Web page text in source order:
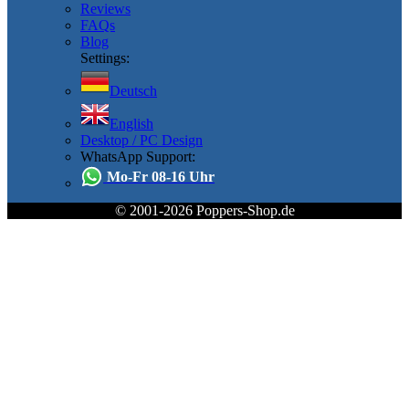
Reviews
FAQs
Blog
Settings:
Deutsch
English
Desktop / PC Design
WhatsApp Support:
Mo-Fr 08-16 Uhr
© 2001-2026 Poppers-Shop.de